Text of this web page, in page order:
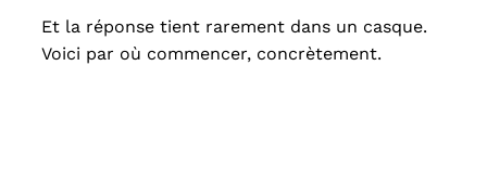
Et la réponse tient rarement dans un casque.
Voici par où commencer, concrètement.